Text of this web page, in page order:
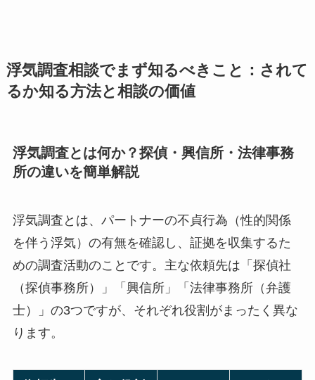
浮気調査相談でまず知るべきこと：されて
るか知る方法と相談の価値
浮気調査とは何か？探偵・興信所・法律事務
所の違いを簡単解説
浮気調査とは、パートナーの不貞行為（性的関係
を伴う浮気）の有無を確認し、証拠を収集するた
めの調査活動のことです。主な依頼先は「探偵社
（探偵事務所）」「興信所」「法律事務所（弁護
士）」の3つですが、それぞれ役割がまったく異な
ります。